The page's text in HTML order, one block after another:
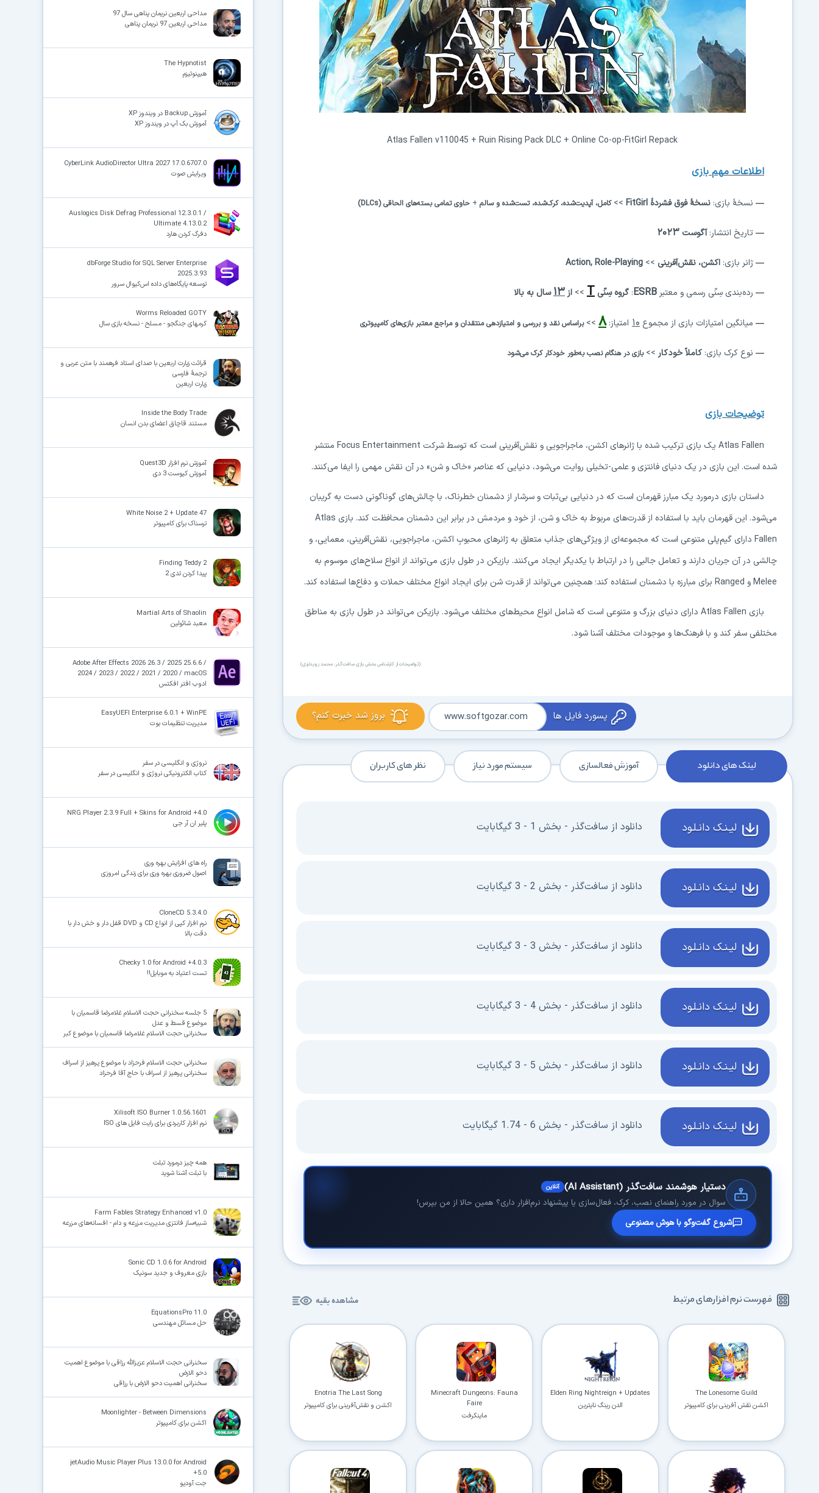
Atlas Fallen v110045 + Ruin Rising Pack DLC + Online Co-op-FitGirl Repack
اطلاعاتمهمبازی
— نسخهٔ بازی: نسخهٔفوق فشردهٔ FitGirl
>> کامل، آپدیت‌شده، کرک‌شده، تست‌شده و سالم + حاوی تمامی بسته‌های الحاقی(DLCs)
—تاریخ انتشار:آگوست ۲۰۲۳
—ژانر بازی: اکشن، نقش‌آفرینی >>
Action, Role-Playing
— رده‌بندی سِنّی رسمی و معتبر ESRB
: گروه سِنّی T
>> از ۱۳سال به بالا
— میانگین امتیازات بازی از مجموع ۱۰ امتیاز: ۸ >> براساس نقد و بررسی و امتیازدهی منتقدان و مراجع معتبر بازی‌های کامپیوتری
— نوع کرک بازی: کاملاً خودکار >> بازی در هنگام نصب به‌طور خودکار کرک می‌شود
توضیحات بازی
Atlas Fallen یک بازی ترکیب‌ شده با ژانرهای اکشن، ماجراجویی و نقش‌‌آفرینی است که توسط شرکت Focus Entertainment منتشر
شده است. این بازی در یک دنیای فانتزی و علمی-تخیلی روایت می‌شود، دنیایی که عناصر «خاک و شن» در آن نقش مهمی را ایفا می‌کنند.
داستان بازی درمورد یک مبارز قهرمان است که در دنیایی بی‌ثبات و سرشار از دشمنان خطرناک، با چالش‌های گوناگونی دست به گریبان
می‌شود. این قهرمان باید با استفاده از قدرت‌های مربوط به خاک و شن، از خود و مردمش در برابر این دشمنان محافظت کند. بازی Atlas
Fallen دارای گیم‌پلی متنوعی است که مجموعه‌ای از ویژگی‌های جذاب متعلق به ژانرهای محبوبِ اکشن، ماجراجویی، نقش‌آفرینی، معمایی، و
چالشی در آن جریان دارند و تعامل جالبی را در ارتباط با یکدیگر ایجاد می‌کنند. بازیکن در طول بازی می‌تواند از انواع سلاح‌های موسوم به
Melee و Ranged برای مبارزه با دشمنان استفاده کند؛ همچنین می‌تواند از قدرت شن برای ایجاد انواع مختلف حملات و دفاع‌ها استفاده کند.
بازی Atlas Fallen دارای دنیای بزرگ و متنوعی است که شامل انواع محیط‌های مختلف می‌شود. بازیکن می‌تواند در طول بازی به مناطق
مختلفی سفر کند و با فرهنگ‌ها و موجودات مختلف آشنا شود.
(توضیحات از کارشناس بخش بازی سافت‌گذر: محمد زویداوی)
بروز شد خبرت کنم؟ پسورد فایل ها www.softgozar.com
لینک های دانلود آموزش فعالسازی سیستم مورد نیاز نظر های کاربران
لیـنـک دانـلـود دانلود از سافت‌گذر - بخش 1 - 3 گیگابایت
لیـنـک دانـلـود دانلود از سافت‌گذر - بخش 2 - 3 گیگابایت
لیـنـک دانـلـود دانلود از سافت‌گذر - بخش 3 - 3 گیگابایت
لیـنـک دانـلـود دانلود از سافت‌گذر - بخش 4 - 3 گیگابایت
لیـنـک دانـلـود دانلود از سافت‌گذر - بخش 5 - 3 گیگابایت
لیـنـک دانـلـود دانلود از سافت‌گذر - بخش 6 - 1.74 گیگابایت
دستیار هوشمند سافت‌گذر (AI Assistant) آنلاین
سوال در مورد راهنمای نصب، کرک، فعال‌سازی یا پیشنهاد نرم‌افزار داری؟ همین حالا از من بپرس!
شروع گفت‌وگو با هوش مصنوعی
فهرست نرم افزارهای مرتبط مشاهده بقیه
The Lonesome Guild
اکشن نقش آفرینی برای کامپیوتر
Elden Ring Nightreign + Updates
الدن رینگ نایترین
Minecraft Dungeons: Fauna
Faire
ماینکرفت
Enotria The Last Song
اکشن و نقش‌آفرینی برای کامپیوتر
مداحی اربعین نریمان پناهی سال 97
مداحی اربعین 97 نریمان پناهی
The Hypnotist
هیپنوتیزم
آموزش Backup در ویندوز XP
آموزش بک آپ در ویندوز XP
CyberLink AudioDirector Ultra 2027 17.0.6707.0
ویرایش صوت
Auslogics Disk Defrag Professional 12.3.0.1 /
Ultimate 4.13.0.2
دفرگ کردن هارد
dbForge Studio for SQL Server Enterprise
2025.3.93
توسعه پایگاه‌های داده اس‌کیوال سرور
Worms Reloaded GOTY
کرمهای جنگجو - مسلح - نسخه بازی سال
قرائت زیارت اربعین با صدای استاد فرهمند با متن عربی و
ترجمهٔ فارسی‌‌‌‌‌
زیارت اربعین
Inside the Body Trade
مستند قاچاق اعضای بدن انسان
آموزش نرم افزار Quest3D
آموزش کیوست 3 دی
White Noise 2 + Update 47
ترسناک برای کامپیوتر
Finding Teddy 2
پیدا کردن تدی 2
Martial Arts of Shaolin
معبد شائولین
Adobe After Effects 2026 26.3 / 2025 25.6.6 /
2024 / 2023 / 2022 / 2021 / 2020 / macOS
ادوب افتر افکتس
EasyUEFI Enterprise 6.0.1 + WinPE
مدیریت تنظیمات بوت
نروژی و انگلیسی در سفر
کتاب الکترونیکی نروژی و انگلیسی در سفر
NRG Player 2.3.9 Full + Skins for Android +4.0
پلیر ان آر جی
راه های افزایش بهره وری
اصول ضروری بهره وری برای زندگی امروزی
CloneCD 5.3.4.0
نرم افزار کپی از انواع CD و DVD قفل دار و خش دار با
دقت بالا
Checky 1.0 for Android +4.0.3
تست اعتیاد به موبایل!!
5 جلسه سخنرانی حجت الاسلام غلامرضا قاسمیان با
موضوع قسط و عدل
سخنرانی حجت الاسلام غلامرضا قاسمیان با موضوع کبر
سخنرانی حجت الاسلام فرحزاد با موضوع پرهیز از اسراف
سخنرانی پرهیز از اسراف با حاج آقا فرحزاد
Xilisoft ISO Burner 1.0.56.1601
نرم افزار کاربردی برای رایت فایل های ISO
همه چیز درمورد تبلت
با تبلت آشنا شوید
Farm Fables Strategy Enhanced v1.0
شبیه‌ساز فانتزی مدیریت مزرعه و دام - افسانه‌های مزرعه
Sonic CD 1.0.6 for Android
بازی معروف و جدید سونیک
EquationsPro 11.0
حل مسائل مهندسی
سخنرانی حجت الاسلام عزیزالله رزاقی با موضوع اهمیت
دحو الارض
سخنرانی اهمیت دحو الارض با رزاقی
Moonlighter - Between Dimensions
اکشن برای کامپیوتر
jetAudio Music Player Plus 13.0.0 for Android
+5.0
جت آودیو
در حال آماده‌سازی لینک دانلود...
15
🛡️ ۱۸ سال سابقه اعتبار ⭐ بیش از۱۹۰,۰۰۰کاربر عضو ویژه
✓ دانلود فوری و بی‌معطلی: حذف کامل صف و زمان انتظار برای تمام فایل‌ها
✓حداکثر سرعت پهنای باند:
ثبات دانلود (Resume): ادامه دانلود پس از قطع اینترنت و دانلود موازی چند فایل
✓آرشیو کامل نسخه‌ها:دسترسی به تمام نسخه‌های قدیمی نرم‌افزارها